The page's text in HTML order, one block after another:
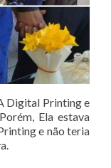
Digital Printing e
Ela estava
e não teria